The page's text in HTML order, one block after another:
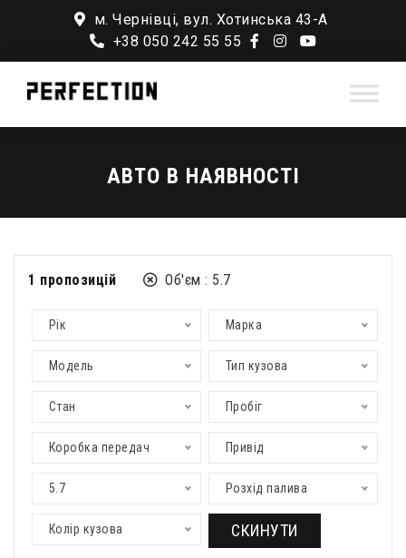
м. Чернівці, вул. Хотинська 43-А
+38 050 242 55 55
АВТО В НАЯВНОСТІ
1 пропозицій Об'єм : 5.7
Рік Марка
Модель Тип кузова
Стан Пробіг
Коробка передач Привід
5.7 Розхід палива
Колір кузова СКИНУТИ